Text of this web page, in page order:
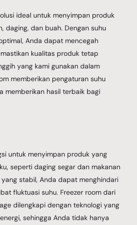
ideal untuk menyimpan produk
daging, dan buah. Dengan suhu
Anda dapat mencegah
kualitas produk tetap
yang kami gunakan dalam
memberikan pengaturan suhu
memberikan hasil terbaik bagi
untuk menyimpan produk yang
seperti daging segar dan makanan
stabil, Anda dapat menghindari
fluktuasi suhu. Freezer room dari
dilengkapi dengan teknologi yang
sehingga Anda tidak hanya